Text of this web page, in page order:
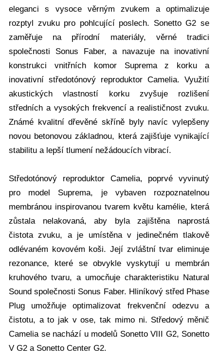
eleganci s vysoce věrným zvukem a optimalizuje
rozptyl zvuku pro pohlcující poslech. Sonetto G2 se
zaměřuje na přírodní materiály, věrné tradici
společnosti Sonus Faber, a navazuje na inovativní
konstrukci vnitřních komor Suprema z korku a
inovativní středotónový reproduktor Camelia. Využití
akustických vlastností korku zvyšuje rozlišení
středních a vysokých frekvencí a realističnost zvuku.
Známé kvalitní dřevěné skříně byly navíc vylepšeny
novou betonovou základnou, která zajišťuje vynikající
stabilitu a lepší tlumení nežádoucích vibrací.
Středotónový reproduktor Camelia, poprvé vyvinutý
pro model Suprema, je vybaven rozpoznatelnou
membránou inspirovanou tvarem květu kamélie, která
zůstala nelakovaná, aby byla zajištěna naprostá
čistota zvuku, a je umístěna v jedinečném tlakově
odlévaném kovovém koši. Její zvláštní tvar eliminuje
rezonance, které se obvykle vyskytují u membrán
kruhového tvaru, a umocňuje charakteristiku Natural
Sound společnosti Sonus Faber. Hliníkový střed Phase
Plug umožňuje optimalizovat frekvenční odezvu a
čistotu, a to jak v ose, tak mimo ni. Středový měnič
Camelia se nachází u modelů Sonetto VIII G2, Sonetto
V G2 a Sonetto Center G2.